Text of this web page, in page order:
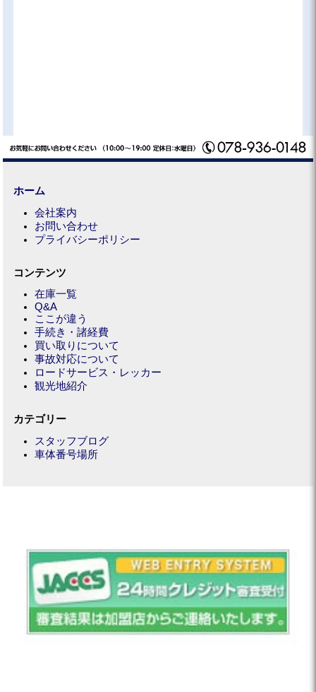
ホーム
会社案内
お問い合わせ
プライバシーポリシー
コンテンツ
在庫一覧
Q&A
ここが違う
手続き・諸経費
買い取りについて
事故対応について
ロードサービス・レッカー
観光地紹介
カテゴリー
スタッフブログ
車体番号場所